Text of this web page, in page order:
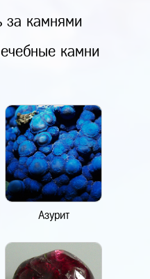
за камнями
камни
Азурит